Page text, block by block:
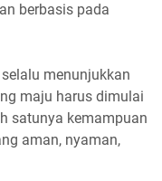
berbasis pada
menunjukkan
maju harus dimulai
satunya kemampuan
aman, nyaman,